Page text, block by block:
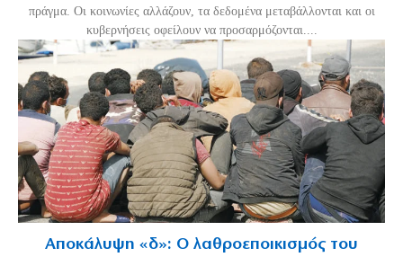
πράγμα. Οι κοινωνίες αλλάζουν, τα δεδομένα μεταβάλλονται και οι
κυβερνήσεις οφείλουν να προσαρμόζονται....
Αποκάλυψη «δ»: Ο λαθροεποικισμός του